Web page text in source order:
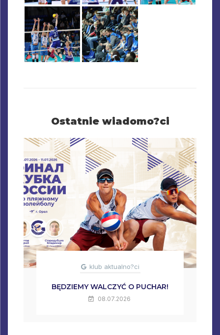
Ostatnie wiadomo?ci
klub aktualno?ci
BĘDZIEMY WALCZYĆ O PUCHAR!
08.07.2026